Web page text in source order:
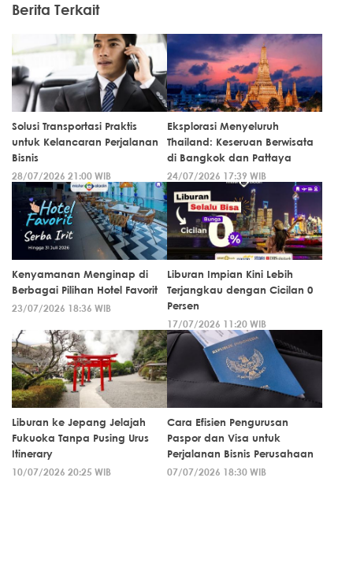
Berita Terkait
Solusi Transportasi Praktis
untuk Kelancaran Perjalanan
Bisnis
28/07/2026 21:00 WIB
Eksplorasi Menyeluruh
Thailand: Keseruan Berwisata
di Bangkok dan Pattaya
24/07/2026 17:39 WIB
Kenyamanan Menginap di
Berbagai Pilihan Hotel Favorit
23/07/2026 18:36 WIB
Liburan Impian Kini Lebih
Terjangkau dengan Cicilan 0
Persen
17/07/2026 11:20 WIB
Liburan ke Jepang Jelajah
Fukuoka Tanpa Pusing Urus
Itinerary
10/07/2026 20:25 WIB
Cara Efisien Pengurusan
Paspor dan Visa untuk
Perjalanan Bisnis Perusahaan
07/07/2026 18:30 WIB